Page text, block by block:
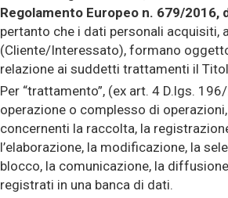
Regolamento Europeo n. 679/
pertanto che i dati personali
(Cliente/Interessato), formano
relazione ai suddetti trattamenti il
Per “trattamento”, (ex art. 4 D.lgs.
operazione o complesso di
concernenti la raccolta, la
l’elaborazione, la modificazione, la
blocco, la comunicazione, la
registrati in una banca di dati.